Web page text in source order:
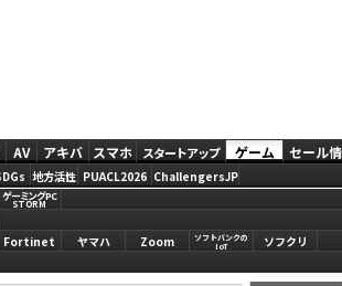
AV アキバ スマホ スタートアップ ゲーム セール
地方活性 PUACL2026 ChallengersJP
ゲーミングPC
STORM
Fortinet ヤマハ Zoom
ソフトバンクの
IoT
ソフクリ